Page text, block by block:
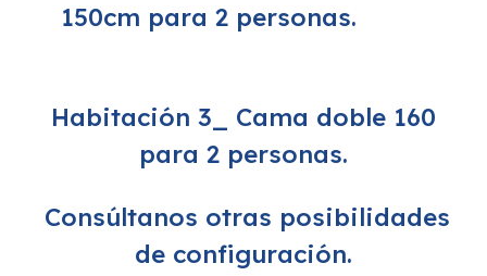
150cm para 2 personas.
Habitación 3_ Cama doble 160
para 2 personas.
Consúltanos otras posibilidades
de configuración.